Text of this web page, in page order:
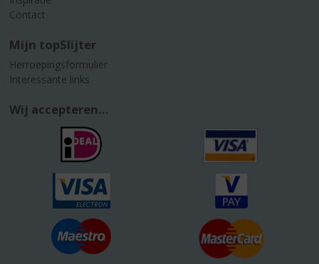
Contact
Mijn topSlijter
Herroepingsformulier
Interessante links
Wij accepteren...